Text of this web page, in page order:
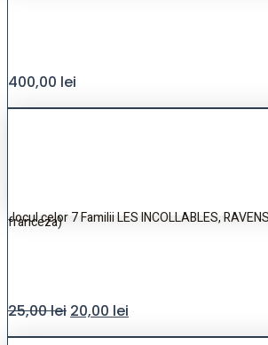
400,00 lei
Jocul celor 7 Familii LES INCOLLABLES,
franceza)
25,00lei 20,00 lei